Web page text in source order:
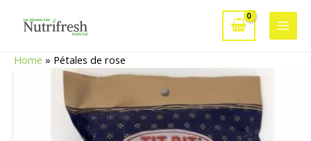
Main
Home » Pétales de rose